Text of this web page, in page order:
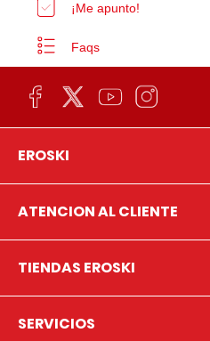
¡Me apunto!
Faqs
EROSKI
ATENCION AL CLIENTE
TIENDAS EROSKI
SERVICIOS